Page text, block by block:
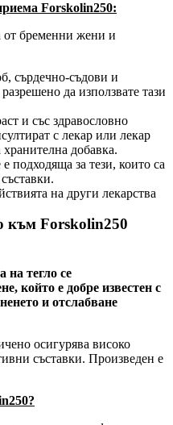
Forskolin250:
от бременни жени и
сърдечно-съдови и
да използвате тази
и със здравословно
с лекар или лекар
добавка.
подходяща за тези, които са
на други лекарства
към Forskolin250
на тегло се
който е добре известен с
и отслабване
осигурява високо
съставки. Произведен е